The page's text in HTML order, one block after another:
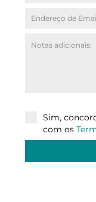
Sim,
com os